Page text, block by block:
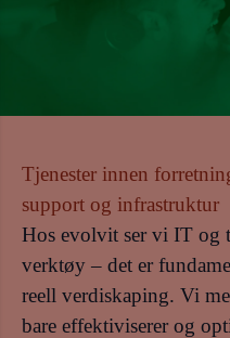
Tjenester innen
support og infrastruktur
Hos evolvit ser vi IT og
verktøy – det er
reell verdiskaping. Vi
bare effektiviserer og